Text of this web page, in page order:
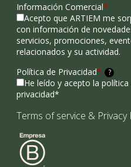
Información Comercial*
Acepto que ARTIEM me
con información de
servicios, promociones,
relacionados y su actividad.
Política de Privacidad* ?
He leído y acepto la política
privacidad*
Terms of service & Privacy